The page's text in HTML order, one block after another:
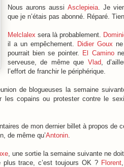
Nous aurons aussi Asclepieia. Je
que je n’étais pas abonné. Réparé.
Melclalex sera là probablement.
il a un empêchement. Didier Goux
pourrait bien se pointer. El Caminone
serveuse, de même que Vlad,
l’effort de franchir le périphérique.
de blogueuses la semaine
les copains ou protester contre le
de mon dernier billet à propos de
de même qu’Antonin
, une sortie la semaine suivante ne
trace, c’est toujours OK ? Florent